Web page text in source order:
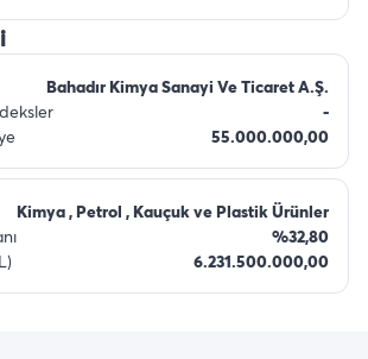
Bahadır Kimya Sanayi Ve Ticaret A.Ş.
-
55.000.000,00
Kimya , Petrol , Kauçuk ve Plastik Ürünler
%32,80
6.231.500.000,00